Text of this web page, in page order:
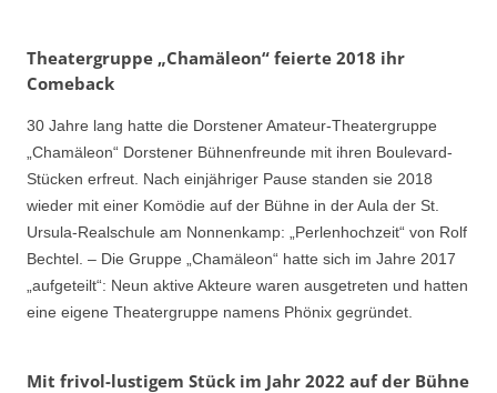
Theatergruppe „Chamäleon“ feierte 2018 ihr
Comeback
30 Jahre lang hatte die Dorstener Amateur-Theatergruppe
„Chamäleon“ Dorstener Bühnenfreunde mit ihren Boulevard-
Stücken erfreut. Nach einjähriger Pause standen sie 2018
wieder mit einer Komödie auf der Bühne in der Aula der St.
Ursula-Realschule am Nonnenkamp: „Perlenhochzeit“ von Rolf
Bechtel. – Die Gruppe „Chamäleon“ hatte sich im Jahre 2017
„aufgeteilt“: Neun aktive Akteure waren ausgetreten und hatten
eine eigene Theatergruppe namens Phönix gegründet.
Mit frivol-lustigem Stück im Jahr 2022 auf der Bühne